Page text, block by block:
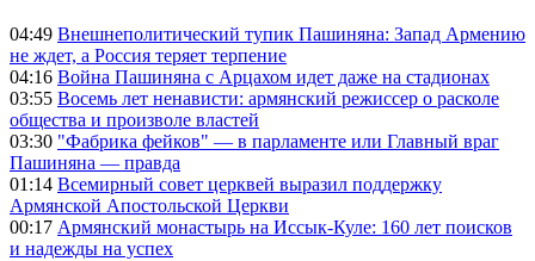
04:49 Внешнеполитический тупик Пашиняна: Запад Армению
не ждет, а Россия теряет терпение
04:16 Война Пашиняна с Арцахом идет даже на стадионах
03:55 Восемь лет ненависти: армянский режиссер о расколе
общества и произволе властей
03:30 "Фабрика фейков" — в парламенте или Главный враг
Пашиняна — правда
01:14 Всемирный совет церквей выразил поддержку
Армянской Апостольской Церкви
00:17 Армянский монастырь на Иссык-Куле: 160 лет поисков
и надежды на успех